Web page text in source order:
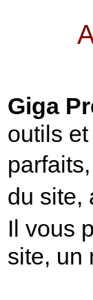
Giga
outils
du site,
Il vous
site, un